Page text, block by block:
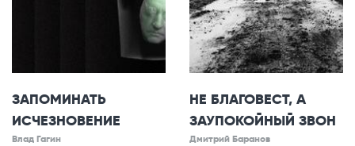
ЗАПОМИНАТЬ
ИСЧЕЗНОВЕНИЕ
Влад Гагин
НЕ БЛАГОВЕСТ, А
ЗАУПОКОЙНЫЙ ЗВОН
Дмитрий Баранов